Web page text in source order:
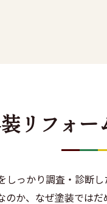
リフォー
しっかり調査・診断し
のか、なぜ塗装ではだ